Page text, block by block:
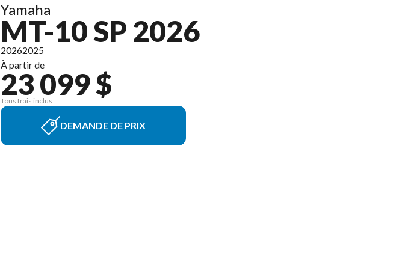
Yamaha
MT-10 SP 2026
20262025
À partir de
23 099 $
Tous frais inclus
DEMANDE DE PRIX